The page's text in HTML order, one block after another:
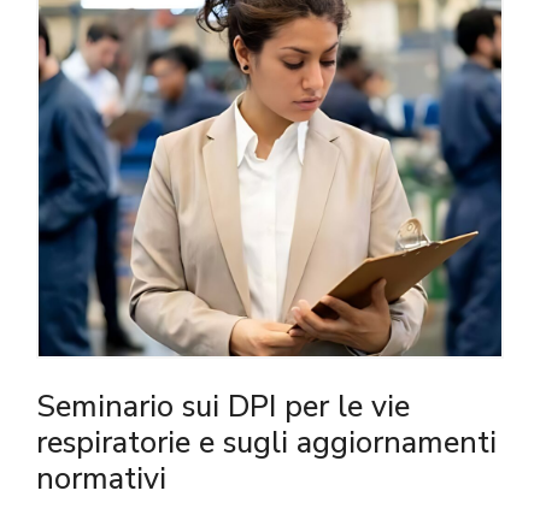
Seminario sui DPI per le vie
respiratorie e sugli aggiornamenti
normativi